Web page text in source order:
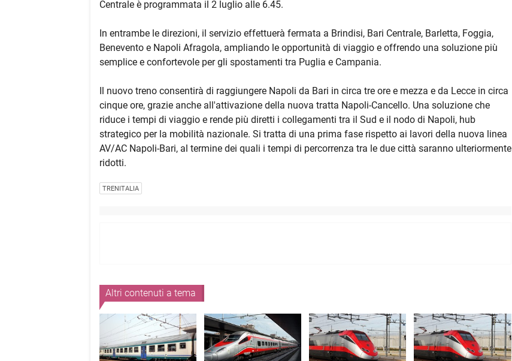
Centrale è programmata il 2 luglio alle 6.45.
In entrambe le direzioni, il servizio effettuerà fermata a Brindisi, Bari Centrale, Barletta, Foggia,
Benevento e Napoli Afragola, ampliando le opportunità di viaggio e offrendo una soluzione più
semplice e confortevole per gli spostamenti tra Puglia e Campania.
Il nuovo treno consentirà di raggiungere Napoli da Bari in circa tre ore e mezza e da Lecce in circa
cinque ore, grazie anche all'attivazione della nuova tratta Napoli-Cancello. Una soluzione che
riduce i tempi di viaggio e rende più diretti i collegamenti tra il Sud e il nodo di Napoli, hub
strategico per la mobilità nazionale. Si tratta di una prima fase rispetto ai lavori della nuova linea
AV/AC Napoli-Bari, al termine dei quali i tempi di percorrenza tra le due città saranno ulteriormente
ridotti.
TRENITALIA
Altri contenuti a tema